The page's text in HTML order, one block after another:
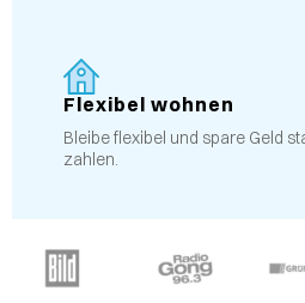
Flexibel wohnen
Bleibe flexibel und spare Geld
zahlen.